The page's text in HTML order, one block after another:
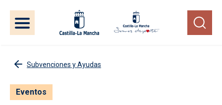
Subvenciones y Ayudas
Eventos